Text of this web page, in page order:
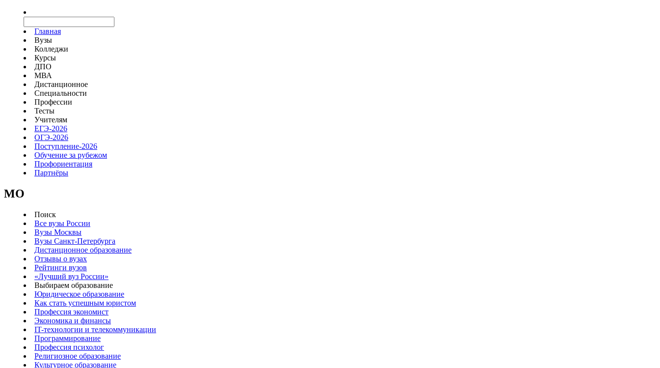
Главная
Вузы
Колледжи
Курсы
ДПО
МВА
Дистанционное
Специальности
Профессии
Тесты
Учителям
ЕГЭ-2026
ОГЭ-2026
Поступление-2026
Обучение за рубежом
Профориентация
Партнёры
MO
Поиск
Все вузы России
Вузы Москвы
Вузы Санкт-Петербурга
Дистанционное образование
Отзывы о вузах
Рейтинги вузов
«Лучший вуз России»
Выбираем образование
Юридическое образование
Как стать успешным юристом
Профессия экономист
Экономика и финансы
IT-технологии и телекоммуникации
Программирование
Профессия психолог
Религиозное образование
Культурное образование